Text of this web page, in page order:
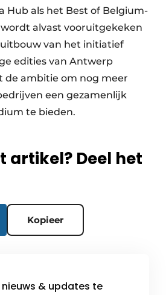
Hub als het Best of Belgium-
alvast vooruitgekeken
van het initiatief
edities van Antwerp
de ambitie om nog meer
een gezamenlijk
te bieden.
artikel? Deel het
Kopieer
& updates te